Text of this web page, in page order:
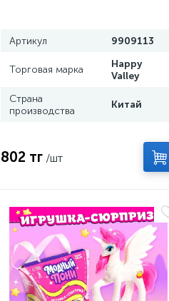
Артикул 9909113
Торговая марка
Happy
Valley
Страна
производства
Китай
802 тг /шт